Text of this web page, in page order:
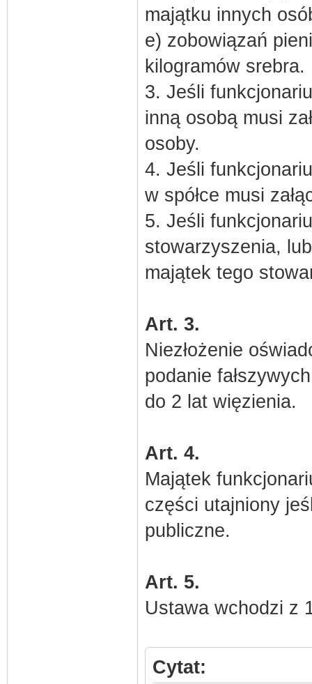
majątku innych
e) zobowiązań
kilogramów srebra.
3. Jeśli
inną osobą musi
osoby.
4. Jeśli
w spółce musi
5. Jeśli
stowarzyszenia,
majątek tego
Art. 3.
Niezłożenie
podanie
do 2 lat więzienia.
Art. 4.
Majątek
części utajniony
publiczne.
Art. 5.
Ustawa wchodzi z
Cytat: